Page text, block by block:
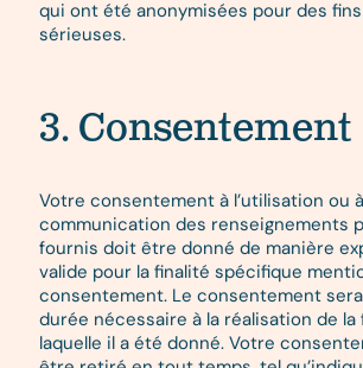
qui ont été anonymisées pour des
sérieuses.
3. Consentement
Votre consentement à l’utilisation ou
communication des renseignements
fournis doit être donné de manière
valide pour la finalité spécifique
consentement. Le consentement
durée nécessaire à la réalisation de
laquelle il a été donné. Votre